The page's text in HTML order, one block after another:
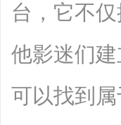
台，它不
他影迷们
可以找到